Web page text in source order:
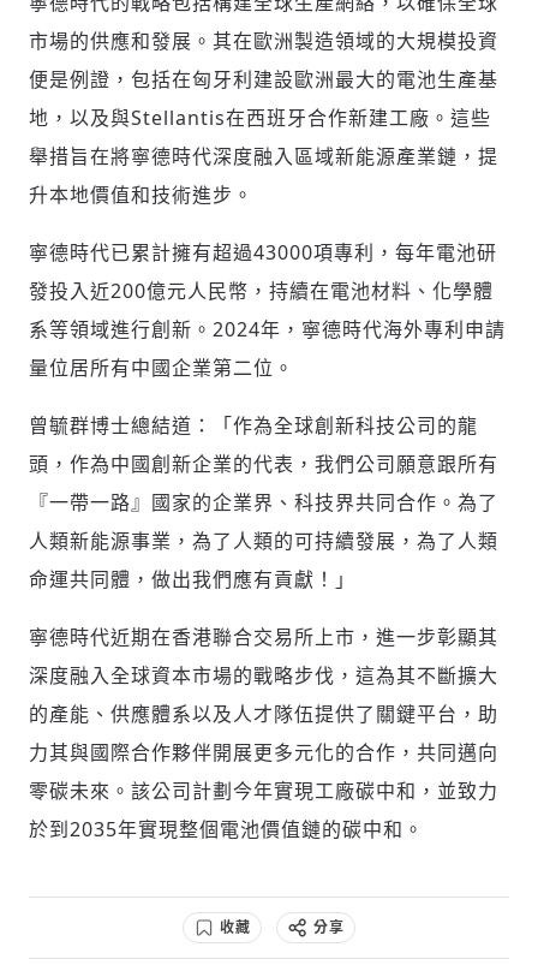
市場的供應和發展。其在歐洲製造領域的大規模投資
便是例證，包括在匈牙利建設歐洲最大的電池生產基
地，以及與Stellantis在西班牙合作新建工廠。這些
舉措旨在將寧德時代深度融入區域新能源產業鏈，提
升本地價值和技術進步。
寧德時代已累計擁有超過43000項專利，每年電池研
發投入近200億元人民幣，持續在電池材料、化學體
系等領域進行創新。2024年，寧德時代海外專利申請
量位居所有中國企業第二位。
曾毓群博士總結道：「作為全球創新科技公司的龍
頭，作為中國創新企業的代表，我們公司願意跟所有
『一帶一路』國家的企業界、科技界共同合作。為了
人類新能源事業，為了人類的可持續發展，為了人類
命運共同體，做出我們應有貢獻！」
寧德時代近期在香港聯合交易所上市，進一步彰顯其
深度融入全球資本市場的戰略步伐，這為其不斷擴大
的產能、供應體系以及人才隊伍提供了關鍵平台，助
力其與國際合作夥伴開展更多元化的合作，共同邁向
零碳未來。該公司計劃今年實現工廠碳中和，並致力
於到2035年實現整個電池價值鏈的碳中和。
收藏 分享